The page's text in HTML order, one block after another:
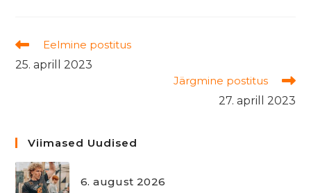
Read
articles
Eelmine postitus
25. aprill 2023
Järgmine postitus
27. aprill 2023
Viimased Uudised
6. august 2026